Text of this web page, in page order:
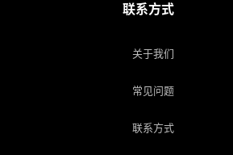
联系方式
关于我们
常见问题
联系方式